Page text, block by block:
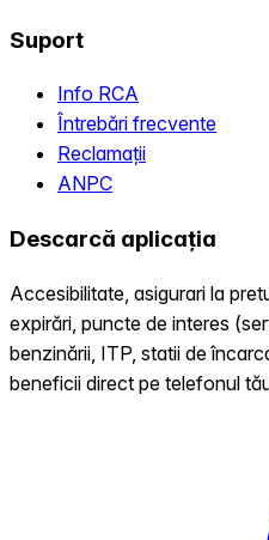
Suport
Info RCA
Întrebări frecvente
Reclamații
ANPC
Descarcă aplicația
Accesibilitate, asigurari la
expirări, puncte de interes
benzinării, ITP, statii de
beneficii direct pe telefonul